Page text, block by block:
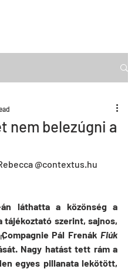
nem belezúgni a
@contextus.hu
án láthatta a közönség a
tájékoztató szerint, sajnos,
Pál Frenák Fiúk
Nagy hatást tett rám a
egyes pillanata lekötött,